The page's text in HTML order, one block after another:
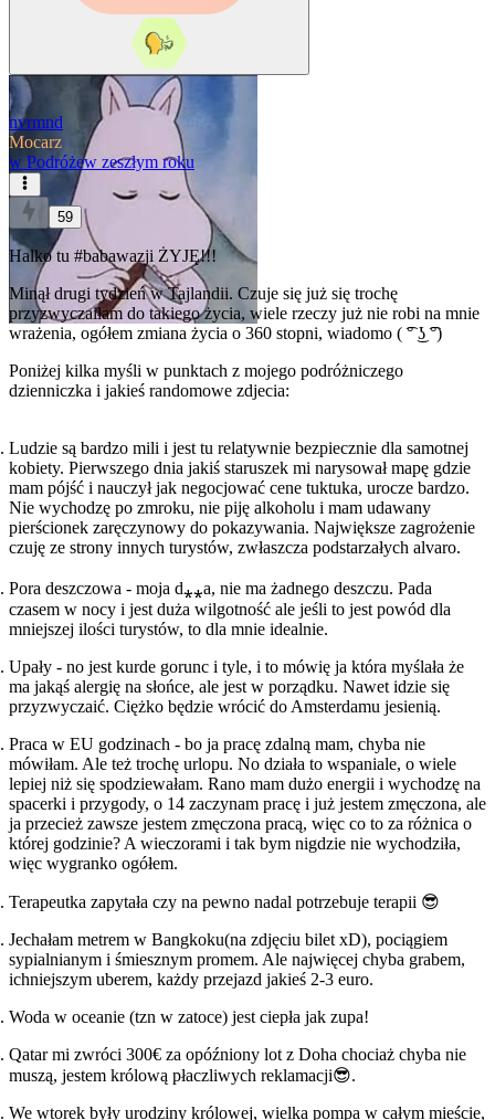
nvrmnd
Mocarz
w Podróżew zeszłym roku
59
Halko tu #babawazji ŻYJĘ!!!
Minął drugi tydzień w Tajlandii. Czuje się już się trochę
przyzwyczaiłam do takiego życia, wiele rzeczy już nie robi na mnie
wrażenia, ogółem zmiana życia o 360 stopni, wiadomo ( ͡° ͜ʖ ͡°)
Poniżej kilka myśli w punktach z mojego podróżniczego
dzienniczka i jakieś randomowe zdjecia:
Ludzie są bardzo mili i jest tu relatywnie bezpiecznie dla samotnej
kobiety. Pierwszego dnia jakiś staruszek mi narysował mapę gdzie
mam pójść i nauczył jak negocjować cene tuktuka, urocze bardzo.
Nie wychodzę po zmroku, nie piję alkoholu i mam udawany
pierścionek zaręczynowy do pokazywania. Największe zagrożenie
czuję ze strony innych turystów, zwłaszcza podstarzałych alvaro.
Pora deszczowa - moja d⁎⁎a, nie ma żadnego deszczu. Pada
czasem w nocy i jest duża wilgotność ale jeśli to jest powód dla
mniejszej ilości turystów, to dla mnie idealnie.
Upały - no jest kurde gorunc i tyle, i to mówię ja która myślała że
ma jakąś alergię na słońce, ale jest w porządku. Nawet idzie się
przyzwyczaić. Ciężko będzie wrócić do Amsterdamu jesienią.
Praca w EU godzinach - bo ja pracę zdalną mam, chyba nie
mówiłam. Ale też trochę urlopu. No działa to wspaniale, o wiele
lepiej niż się spodziewałam. Rano mam dużo energii i wychodzę na
spacerki i przygody, o 14 zaczynam pracę i już jestem zmęczona, ale
ja przecież zawsze jestem zmęczona pracą, więc co to za różnica o
której godzinie? A wieczorami i tak bym nigdzie nie wychodziła,
więc wygranko ogółem.
Terapeutka zapytała czy na pewno nadal potrzebuje terapii 😎
Jechałam metrem w Bangkoku(na zdjęciu bilet xD), pociągiem
sypialnianym i śmiesznym promem. Ale najwięcej chyba grabem,
ichniejszym uberem, każdy przejazd jakieś 2-3 euro.
Woda w oceanie (tzn w zatoce) jest ciepła jak zupa!
Qatar mi zwróci 300€ za opóźniony lot z Doha chociaż chyba nie
muszą, jestem królową płaczliwych reklamacji😎.
We wtorek były urodziny królowej, wielka pompa w całym mieście,